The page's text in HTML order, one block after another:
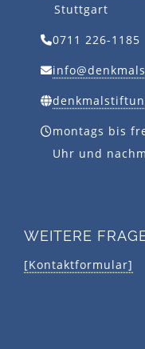
Stuttgart
0711 226-1185
montags bis
Uhr und
WEITERE
[Kontaktformular]